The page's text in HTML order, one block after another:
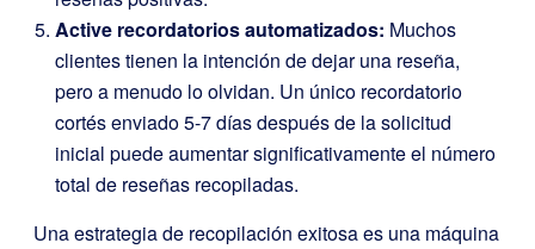
Active recordatorios automatizados: Muchos
clientes tienen la intención de dejar una reseña,
pero a menudo lo olvidan. Un único recordatorio
cortés enviado 5-7 días después de la solicitud
inicial puede aumentar significativamente el número
total de reseñas recopiladas.
Una estrategia de recopilación exitosa es una máquina